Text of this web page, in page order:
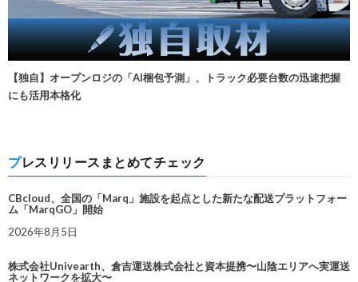
【独自】オープンロジの「AI梱包予測」、トラック必要台数の迅速把握
にも活用本格化
プレスリリースまとめてチェック
CBcloud、全国の「Marq」施設を起点とした新たな配送プラットフォー
ム「MarqGO」開始
2026年8月5日
株式会社Univearth、倉吉運送株式会社と資本提携〜山陰エリアへ実運送
ネットワークを拡大〜